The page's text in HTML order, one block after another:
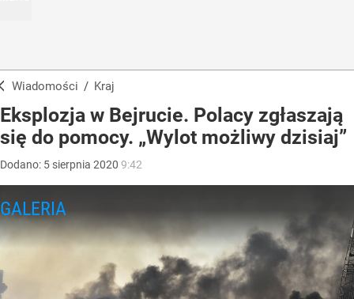
Wiadomości / Kraj
Eksplozja w Bejrucie. Polacy zgłaszają
się do pomocy. „Wylot możliwy dzisiaj”
Dodano: 5 sierpnia 2020 9:42